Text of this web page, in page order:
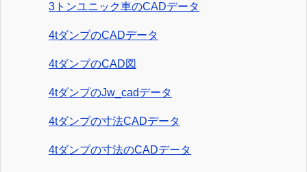
3トンユニック車のCADデータ
4tダンプのCADデータ
4tダンプのCAD図
4tダンプのJw_cadデータ
4tダンプの寸法CADデータ
4tダンプの寸法のCADデータ